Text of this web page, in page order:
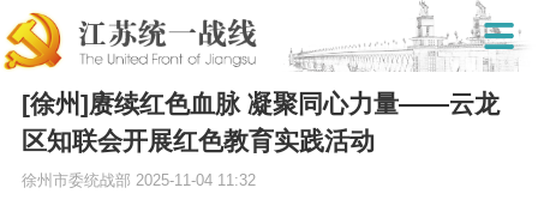
[徐州]赓续红色血脉 凝聚同心力量——云龙
区知联会开展红色教育实践活动
徐州市委统战部 2025-11-04 11:32